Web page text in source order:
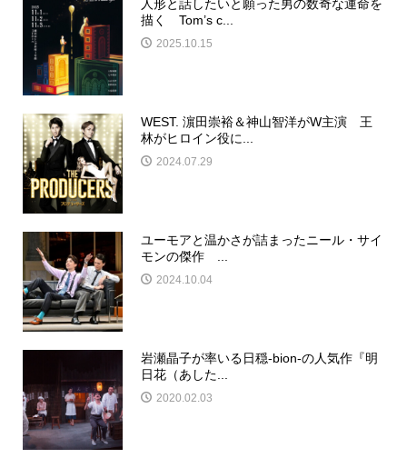
人形と話したいと願った男の数奇な運命を
描く Tom’s c...
2025.10.15
WEST. 濵田崇裕＆神山智洋がW主演 王
林がヒロイン役に...
2024.07.29
ユーモアと温かさが詰まったニール・サイ
モンの傑作 ...
2024.10.04
岩瀬晶子が率いる日穏-bion-の人気作『明
日花（あした...
2020.02.03